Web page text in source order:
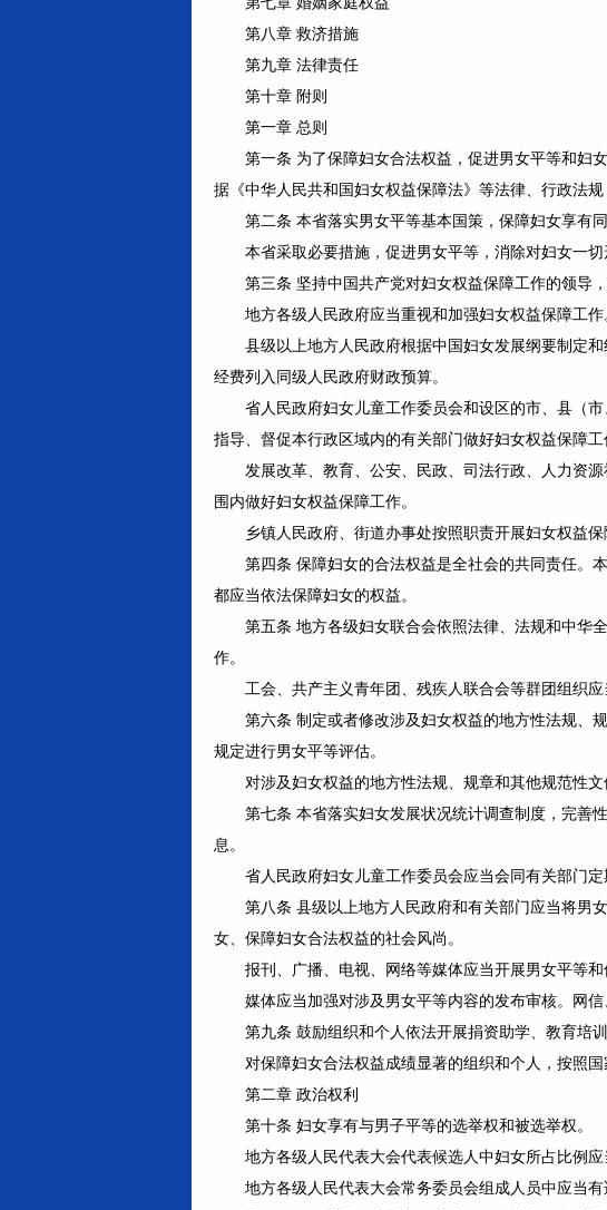
第八章 救济措施
第九章 法律责任
第十章 附则
第一章 总则
第一条 为了保障妇女合法权益，促进男女平等和妇
据《中华人民共和国妇女权益保障法》等法律、行政法规
第二条 本省落实男女平等基本国策，保障妇女享有
本省采取必要措施，促进男女平等，消除对妇女一
第三条 坚持中国共产党对妇女权益保障工作的领导
地方各级人民政府应当重视和加强妇女权益保障工作
县级以上地方人民政府根据中国妇女发展纲要制定
经费列入同级人民政府财政预算。
省人民政府妇女儿童工作委员会和设区的市、县（
指导、督促本行政区域内的有关部门做好妇女权益保障工
发展改革、教育、公安、民政、司法行政、人力资
围内做好妇女权益保障工作。
乡镇人民政府、街道办事处按照职责开展妇女权益
第四条 保障妇女的合法权益是全社会的共同责任。
都应当依法保障妇女的权益。
第五条 地方各级妇女联合会依照法律、法规和中华
作。
工会、共产主义青年团、残疾人联合会等群团组织
第六条 制定或者修改涉及妇女权益的地方性法规、
规定进行男女平等评估。
对涉及妇女权益的地方性法规、规章和其他规范性
第七条 本省落实妇女发展状况统计调查制度，完善
息。
省人民政府妇女儿童工作委员会应当会同有关部门
第八条 县级以上地方人民政府和有关部门应当将男
女、保障妇女合法权益的社会风尚。
报刊、广播、电视、网络等媒体应当开展男女平等
媒体应当加强对涉及男女平等内容的发布审核。网
第九条 鼓励组织和个人依法开展捐资助学、教育培
对保障妇女合法权益成绩显著的组织和个人，按照国
第二章 政治权利
第十条 妇女享有与男子平等的选举权和被选举权。
地方各级人民代表大会代表候选人中妇女所占比例
地方各级人民代表大会常务委员会组成人员中应当有